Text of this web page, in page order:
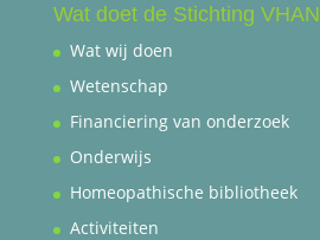
Wat doet de Stichting VHAN
Wat wij doen
Wetenschap
Financiering van onderzoek
Onderwijs
Homeopathische bibliotheek
Activiteiten